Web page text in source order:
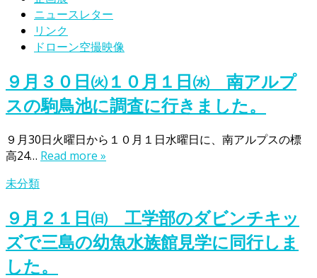
ニュースレター
リンク
ドローン空撮映像
９月３０日㈫１０月１日㈬ 南アルプ
スの駒鳥池に調査に行きました。
９月30日火曜日から１０月１日水曜日に、南アルプスの標
高24… Read more »
未分類
９月２１日㈰ 工学部のダビンチキッ
ズで三島の幼魚水族館見学に同行しま
した。